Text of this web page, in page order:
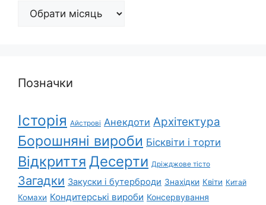
Архіви
Позначки
Історія Айстрові Анекдоти Архітектура
Борошняні вироби Бісквіти і торти
Відкриття Десерти Дріжджове тісто
Загадки Закуски і бутерброди Знахідки Квіти Китай
Комахи Кондитерські вироби Консервування